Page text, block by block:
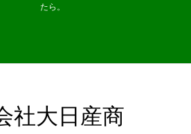
たら。
社大日産商